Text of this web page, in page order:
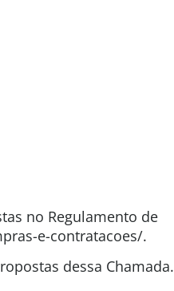
no Regulamento de
e-contratacoes/.
dessa Chamada.